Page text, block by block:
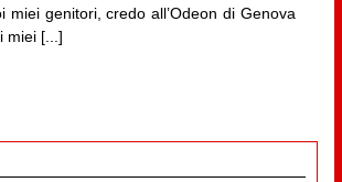
miei genitori, credo all’Odeon di Genova
miei [...]